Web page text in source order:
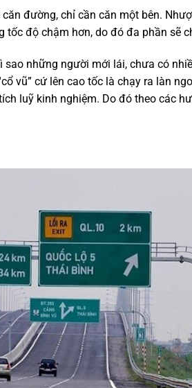
đường, chỉ cần căn một bên.
độ chậm hơn, do đó đa phần sẽ
những người mới lái, chưa có
vũ” cứ lên cao tốc là chạy ra làn
luỹ kinh nghiệm. Do đó theo các